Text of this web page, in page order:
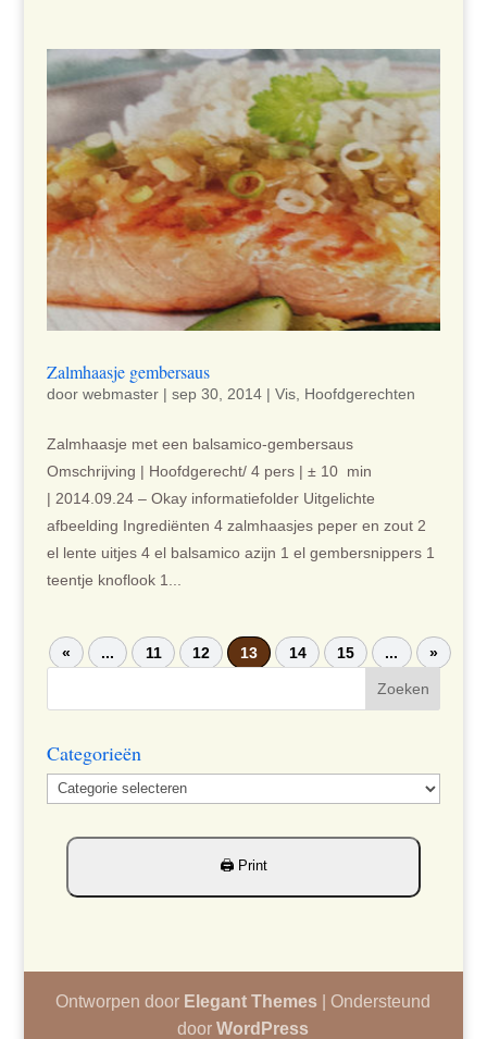
Zalmhaasje gembersaus
door webmaster| sep 30, 2014| Vis, Hoofdgerechten
Zalmhaasje met een balsamico-gembersaus
Omschrijving | Hoofdgerecht/ 4 pers | ± 10 min
| 2014.09.24 – Okay informatiefolder Uitgelichte
afbeelding Ingrediënten 4 zalmhaasjes peper en zout 2
el lente uitjes 4 el balsamico azijn 1 el gembersnippers 1
teentje knoflook 1...
« ... 11 12 13 14 15 ... »
Categorieën
Categorieën
Ontworpen door Elegant Themes | Ondersteund
doorWordPress